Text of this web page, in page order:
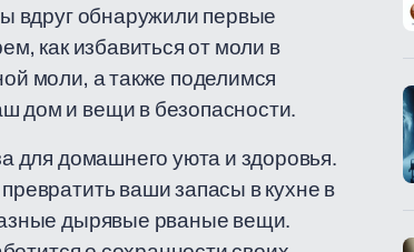
вдруг обнаружили первые
как избавиться от моли в
моли, а также поделимся
дом и вещи в безопасности.
для домашнего уюта и здоровья.
ваши запасы в кухне в
дырявые рваные вещи.